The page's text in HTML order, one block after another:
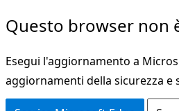
Questo browser non
Esegui l'aggiornamento a
aggiornamenti della sicurezza e